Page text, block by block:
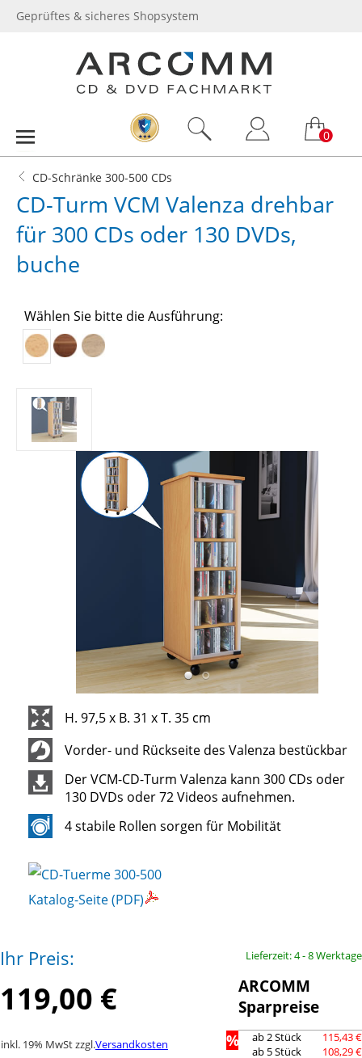
Geprüftes & sicheres Shopsystem
0
CD-Schränke 300-500 CDs
CD-Turm VCM Valenza drehbar
für 300 CDs oder 130 DVDs,
buche
Wählen Sie bitte die Ausführung:
H. 97,5 x B. 31 x T. 35 cm
Vorder- und Rückseite des Valenza bestückbar
Der VCM-CD-Turm Valenza kann 300 CDs oder
130 DVDs oder 72 Videos aufnehmen.
4 stabile Rollen sorgen für Mobilität
Katalog-Seite (PDF)
Ihr Preis:
119,00 €
inkl. 19% MwSt zzgl.Versandkosten
Lieferzeit: 4 - 8 Werktage
ARCOMM
Sparpreise
% ab 2 Stück
115,43 €
ab 5 Stück
108,29 €